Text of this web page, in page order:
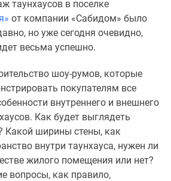
таунхаусов в поселке
от компании «Сабидом» было
но уже сегодня очевидно,
весьма успешно.
шоу-румов, которые
покупателям все
внутреннего и внешнего
Как будет выглядеть
Какой ширины стены, как
внутри таунхауса, нужен ли
жилого помещения или нет?
вопросы, как правило,